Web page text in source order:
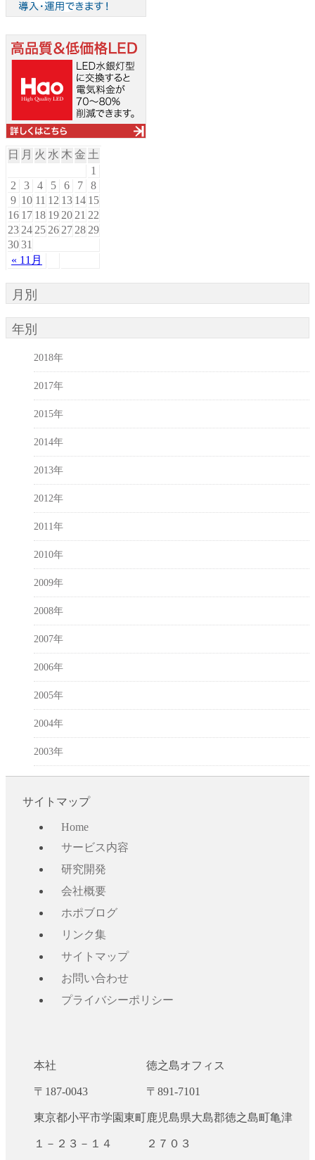
日 月 火 水 木 金 土
« 11月
1
2
3 4 5 6 7
8
9 10 11 12 13 14 15
16 17 18 19 20 21 22
23 24 25 26 27 28 29
3031
月別
年別
2018年
2017年
2015年
2014年
2013年
2012年
2011年
2010年
2009年
2008年
2007年
2006年
2005年
2004年
2003年
サイトマップ
Home
サービス内容
研究開発
会社概要
ホポブログ
リンク集
サイトマップ
お問い合わせ
プライバシーポリシー
本社
〒187-0043
東京都小平市学園東町
１－２３－１４
徳之島オフィス
〒891-7101
鹿児島県大島郡徳之島町亀津
２７０３